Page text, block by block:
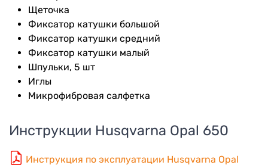
Щеточка
Фиксатор катушки большой
Фиксатор катушки средний
Фиксатор катушки малый
Шпульки, 5 шт
Иглы
Микрофибровая салфетка
Инструкции Husqvarna Opal 650
Инструкция по эксплуатации Husqvarna Opal